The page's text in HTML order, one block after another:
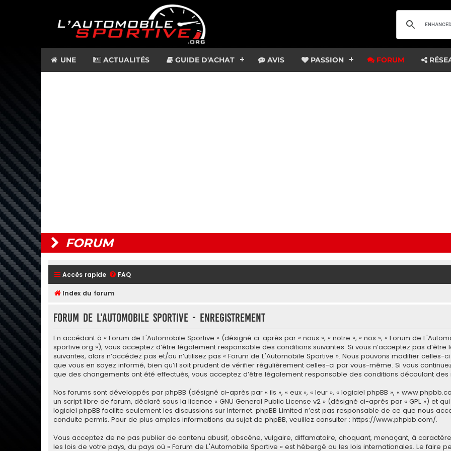
UNE ACTUALITÉS GUIDE D'ACHAT AVIS PASSION FORUM
FORUM
Accès rapide FAQ
Index du forum
Forum de L'Automobile Sportive - Enregistrement
En accédant à « Forum de L'Automobile Sportive » (désigné ci-après par « nous », « notre », « nos », « Forum de
sportive.org »), vous acceptez d’être légalement responsable des conditions suivantes. Si vous n’acceptez pas
suivantes, alors n’accédez pas et/ou n’utilisez pas « Forum de L'Automobile Sportive ». Nous pouvons modifier
que vous en soyez informé, bien qu’il soit prudent de vérifier régulièrement celles-ci par vous-même. Si vous
que des changements ont été effectués, vous acceptez d’être légalement responsable des conditions découlant
Nos forums sont développés par phpBB (désigné ci-après par « ils », « eux », « leur », « logiciel phpBB », «
un script libre de forum, déclaré sous la licence « GNU General Public License v2 » (désigné ci-après par « GPL ») et
logiciel phpBB facilite seulement les discussions sur Internet. phpBB Limited n’est pas responsable de ce que nous
conduite permis. Pour de plus amples informations au sujet de phpBB, veuillez consulter : https://www.phpbb.com/.
Vous acceptez de ne pas publier de contenu abusif, obscène, vulgaire, diffamatoire, choquant, menaçant, à
les lois de votre pays, du pays où « Forum de L'Automobile Sportive » est hébergé ou les lois internationales. Le faire